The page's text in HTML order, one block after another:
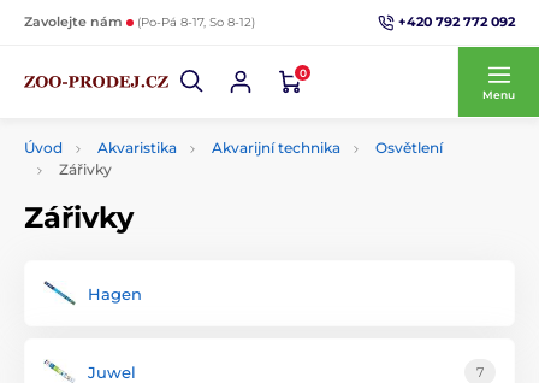
Zavolejte nám (Po-Pá 8-17, So 8-12) +420 792 772 092
0
Menu
Úvod Akvaristika Akvarijní technika
Osvětlení
Zářivky
Zářivky
Hagen
Juwel 7